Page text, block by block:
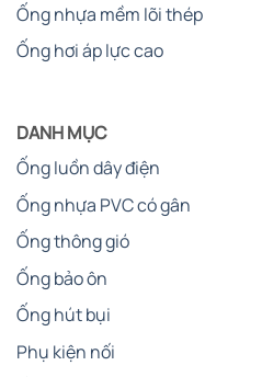
Ống nhựa mềm lõi thép
Ống hơi áp lực cao
DANH MỤC
Ống luồn dây điện
Ống nhựa PVC có gân
Ống thông gió
Ống bảo ôn
Ống hút bụi
Phụ kiện nối